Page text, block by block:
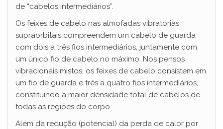
de “cabelos intermediários”.
Os feixes de cabelo nas almofadas vibratórias
supraorbitais compreendem um cabelo de guarda
com dois a três fios intermediários, juntamente com
um único fio de cabelo no máximo. Nos pensos
vibracionais mistos, os feixes de cabelo consistem em
um fio de guarda e três a quatro fios intermediários,
constituindo a maior densidade total de cabelos de
todas as regiões do corpo.
Além da redução (potencial) da perda de calor por